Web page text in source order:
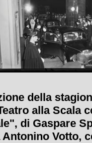
della
alla Scala
di Gaspare
Votto,